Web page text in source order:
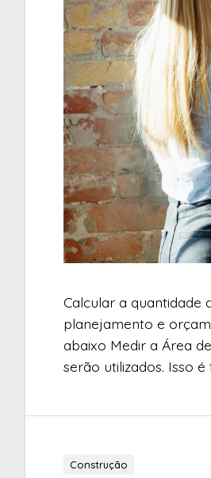
Calcular a
planejamento e
abaixo Medir a Área
serão utilizados. Isso
Construção